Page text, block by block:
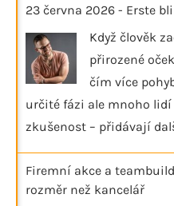
23 června 2026 - Erste
Když člověk
přirozené
čím více
určité fázi ale mnoho
zkušenost – přidávají
Firemní akce a
rozměr než kancelář